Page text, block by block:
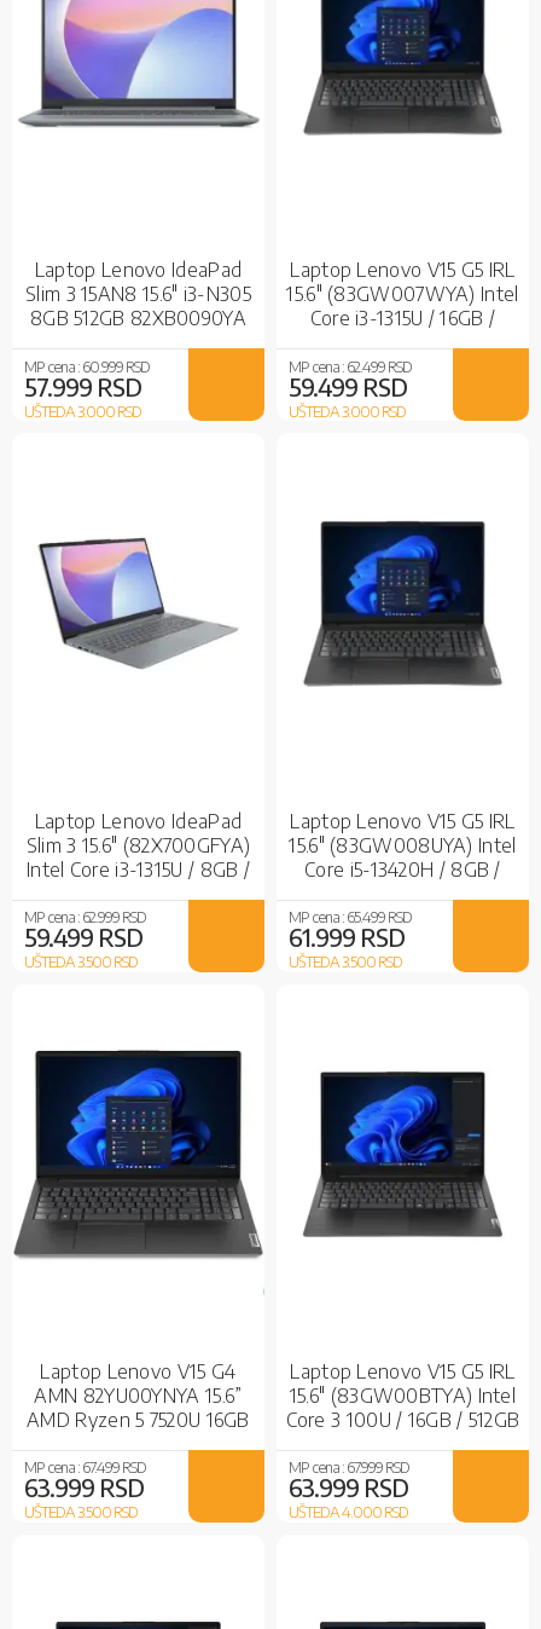
Laptop Lenovo IdeaPad
Slim 3 15AN8 15.6" i3-N305
8GB 512GB 82XB0090YA
MP cena :60.999 RSD
57.999 RSD
UŠTEDA 3.000RSD
Laptop Lenovo V15 G5 IRL
15.6" (83GW007WYA) Intel
Core i3-1315U / 16GB /
512GB SSD / Intel UHD
Graphics / Black
MP cena :62.499 RSD
59.499 RSD
UŠTEDA 3.000RSD
Laptop Lenovo IdeaPad
Slim 3 15.6" (82X700GFYA)
Intel Core i3-1315U / 8GB /
Graphics
MP cena :62.999 RSD
59.499 RSD
UŠTEDA 3.500RSD
Laptop Lenovo V15 G5 IRL
15.6" (83GW008UYA) Intel
Core i5-13420H / 8GB /
Graphics / No OS
MP cena :65.499 RSD
61.999 RSD
UŠTEDA 3.500RSD
Laptop Lenovo V15 G4
AMN 82YU00YNYA 15.6”
AMD Ryzen 5 7520U 16GB
MP cena :67.499 RSD
63.999 RSD
UŠTEDA 3.500RSD
Laptop Lenovo V15 G5 IRL
15.6" (83GW00BTYA) Intel
Core 3 100U / 16GB / 512GB
MP cena :67.999 RSD
63.999 RSD
UŠTEDA 4.000RSD